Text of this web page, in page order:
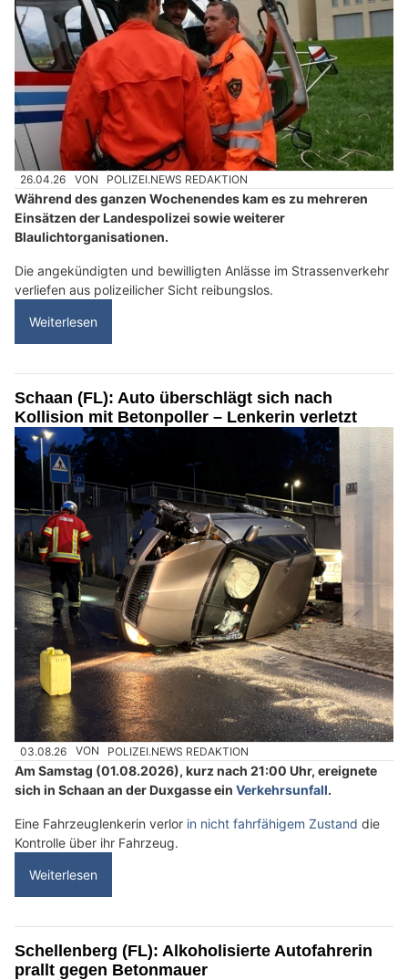
26.04.26 VON POLIZEI.NEWS REDAKTION
Während des ganzen Wochenendes kam es zu mehreren
Einsätzen der Landespolizei sowie weiterer
Blaulichtorganisationen.
Die angekündigten und bewilligten Anlässe im Strassenverkehr
verliefen aus polizeilicher Sicht reibungslos.
Weiterlesen
Schaan (FL): Auto überschlägt sich nach
Kollision mit Betonpoller – Lenkerin verletzt
03.08.26 VON POLIZEI.NEWS REDAKTION
Am Samstag (01.08.2026), kurz nach 21:00 Uhr, ereignete
sich in Schaan an der Duxgasse ein Verkehrsunfall.
Eine Fahrzeuglenkerin verlor in nicht fahrfähigem Zustand die
Kontrolle über ihr Fahrzeug.
Weiterlesen
Schellenberg (FL): Alkoholisierte Autofahrerin
prallt gegen Betonmauer